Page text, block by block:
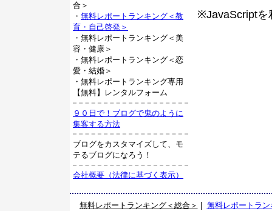
※JavaScriptを
合＞
・ 無料レポートランキング＜教
育・自己啓発＞
・無料レポートランキング＜美
容・健康＞
・無料レポートランキング＜恋
愛・結婚＞
・無料レポートランキング専用
【無料】レンタルフォーム
９０日で！ブログで鬼のように
集客する方法
ブログをカスタマイズして、モ
テるブログになろう！
会社概要（法律に基づく表示）
無料レポートランキング＜総合＞
無料レポートラ